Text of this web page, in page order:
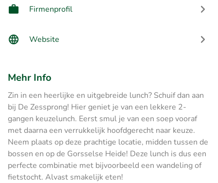
Firmenprofil
Website
Mehr Info
Zin in een heerlijke en uitgebreide lunch? Schuif dan aan
bij De Zessprong! Hier geniet je van een lekkere 2-
gangen keuzelunch. Eerst smul je van een soep vooraf
met daarna een verrukkelijk hoofdgerecht naar keuze.
Neem plaats op deze prachtige locatie, midden tussen de
bossen en op de Gorsselse Heide! Deze lunch is dus een
perfecte combinatie met bijvoorbeeld een wandeling of
fietstocht. Alvast smakelijk eten!